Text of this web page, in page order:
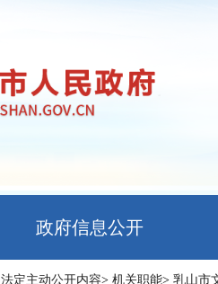
政府信息公开
法定主动公开内容> 机关职能> 乳山市